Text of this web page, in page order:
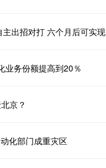
出招对打 六个月后可实现
业务份额提高到20％
京？
化部门成重灾区